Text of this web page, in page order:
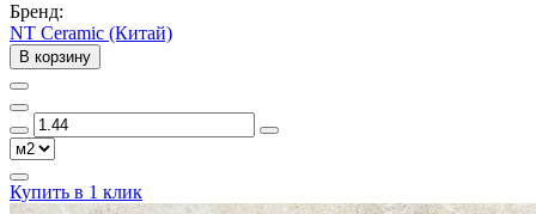
Бренд:
NT Ceramic (Китай)
В корзину
Купить в 1 клик